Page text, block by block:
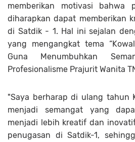
memberikan motivasi bahwa
diharapkan dapat memberikan
di Satdik - 1. Hal ini sejalan
yang mengangkat tema
Guna Menumbuhkan
Profesionalisme Prajurit Wanita
"Saya berharap di ulang tahun
menjadi semangat yang
menjadi lebih kreatif dan
penugasan di Satdik-1,